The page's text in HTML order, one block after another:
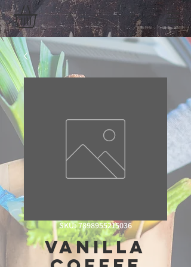
SKU: 7898955215036
Vanilla